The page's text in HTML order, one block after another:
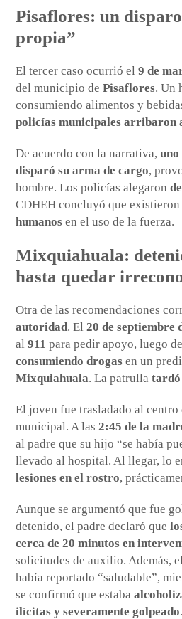
Pisaflores: un
propia”
El tercer caso ocurrió el9 de
del municipio dePisaflores. Un
consumiendo alimentos y
policías municipales arribaron
De acuerdo con la narrativa,
disparó su arma de cargo,
hombre. Los policías alegaron
CDHEH concluyó que
humanos en el uso de la fuerza.
Mixquiahuala:
hasta quedar
Otra de las recomendaciones
autoridad. El20 de septiembre
al911 para pedir apoyo, luego
consumiendo drogas en un
Mixquiahuala. La patrullatardó
El joven fue trasladado al centro
municipal. A las2:45 de la
al padre que su hijo “se había
llevado al hospital. Al llegar, lo
lesiones en el rostro,
Aunque se argumentó que fue
detenido, el padre declaró que
cerca de 20 minutos en
solicitudes de auxilio. Además,
había reportado “saludable”,
se confirmó que estaba
ilícitas y severamente golpeado.